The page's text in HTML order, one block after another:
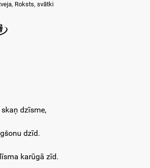
, Roksts,svātki
dzīsme,
dzīd.
karūgā zīd.